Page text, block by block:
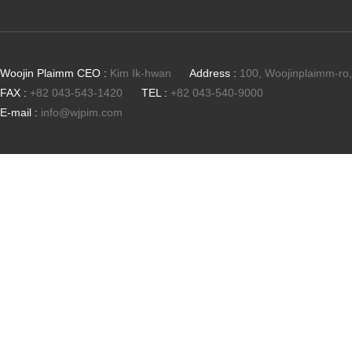
Woojin Plaimm CEO : Kim Ik-hwan Address : 100, Woojinplaimm-
FAX : +82 043-543-1420 TEL : +82 043-540-9000
E-mail : info@wjpim.com